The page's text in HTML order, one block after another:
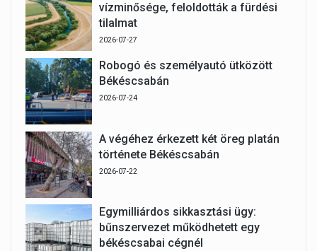
vízminősége, feloldották a fürdési
tilalmat
2026-07-27
Robogó és személyautó ütközött
Békéscsabán
2026-07-24
A végéhez érkezett két öreg platán
története Békéscsabán
2026-07-22
Egymilliárdos sikkasztási ügy:
bűnszervezet működhetett egy
békéscsabai cégnél